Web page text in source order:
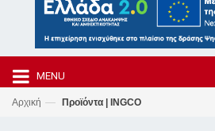
MENU
Αρχική — Προϊόντα | INGCO